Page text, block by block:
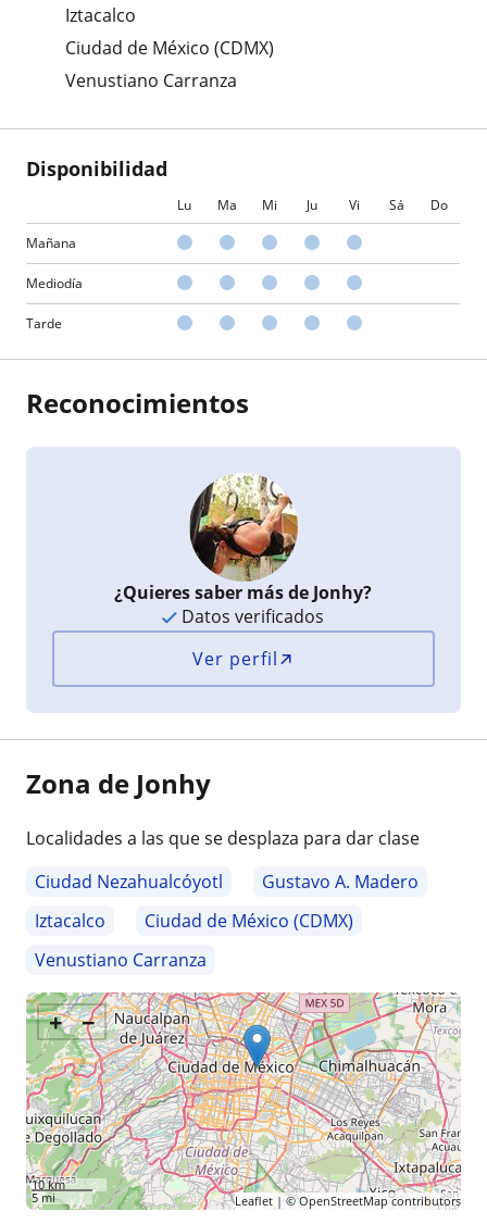
Iztacalco
Ciudad de México (CDMX)
Venustiano Carranza
Disponibilidad
Lu Ma Mi Ju Vi Sá Do
Mañana
Mediodía
Tarde
Reconocimientos
¿Quieres saber más de Jonhy?
Datos verificados
Ver perfil
Zona de Jonhy
Localidades a las que se desplaza para dar clase
Ciudad Nezahualcóyotl
Gustavo A. Madero
Iztacalco
Ciudad de México (CDMX)
Venustiano Carranza
+ −
10 km
5 mi
Leaflet| ©OpenStreetMapcontributors